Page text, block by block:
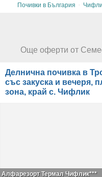
Почивки в България ·
Делнична почивка в
със закуска и вечеря,
зона, край с. Чифлик
Алфарезорт Термал Чифлик***